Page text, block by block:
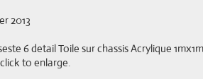
2013
6 detail Toile sur chassis Acrylique
to enlarge.